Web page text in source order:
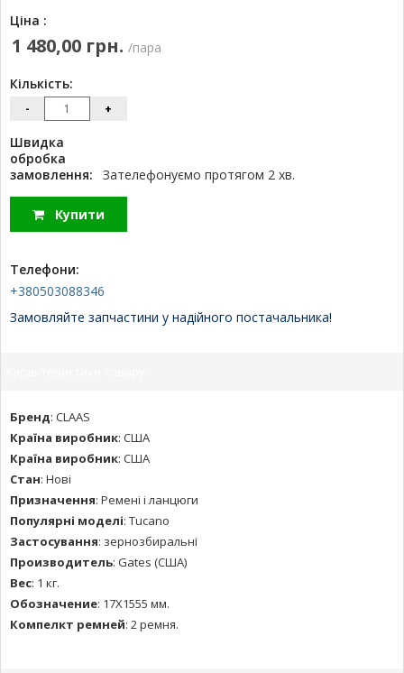
Ціна :
1 480,00 грн. /пара
Кількість:
- +
Швидка
обробка
замовлення:
Зателефонуємо протягом 2 хв.
Купити
Телефони:
+380503088346
Замовляйте запчастини у надійного постачальника!
Бренд: CLAAS
Країна виробник: США
Країна виробник: США
Стан: Нові
Призначення: Ремені і ланцюги
Популярні моделі: Tucano
Застосування: зернозбиральні
Производитель: Gates (США)
Вес: 1 кг.
Обозначение: 17X1555 мм.
Компелкт ремней: 2 ремня.